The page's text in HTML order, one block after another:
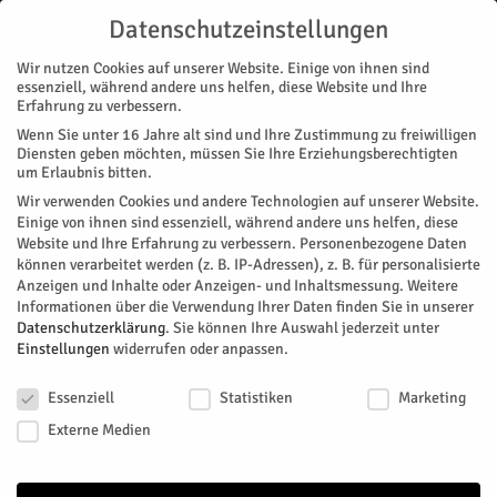
Start Stadtteile Jülich Hochkarätig besetzte Preisverleihung
STADTTEILE JÜLICH
Hochkarätig besetzte Preisverleihung
VonHERZOG Redaktion- Januar 21, 2024 284 0
Facebook Twitter
Datenschutzeinstellungen
Wir nutzen Cookies auf unserer Website. Einige von ihnen sind
essenziell, während andere uns helfen, diese Website und Ihre
Erfahrung zu verbessern.
Wenn Sie unter 16 Jahre alt sind und Ihre Zustimmung zu freiwilligen
Diensten geben möchten, müssen Sie Ihre Erziehungsberechtigten
um Erlaubnis bitten.
Wir verwenden Cookies und andere Technologien auf unserer Website.
Einige von ihnen sind essenziell, während andere uns helfen, diese
Website und Ihre Erfahrung zu verbessern. Personenbezogene Daten
können verarbeitet werden (z. B. IP-Adressen), z. B. für personalisierte
Anzeigen und Inhalte oder Anzeigen- und Inhaltsmessung. Weitere
Informationen über die Verwendung Ihrer Daten finden Sie in unserer
Datenschutzerklärung. Sie können Ihre Auswahl jederzeit unter
Einstellungen widerrufen oder anpassen.
Essenziell
Statistiken
Marketing
Externe Medien